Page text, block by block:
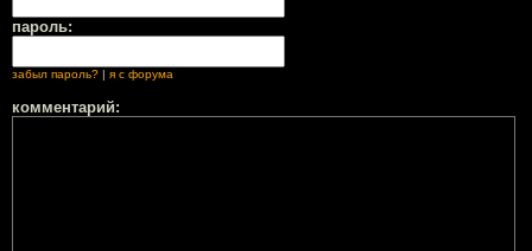
пароль:
забыл пароль? | я с форума
комментарий: